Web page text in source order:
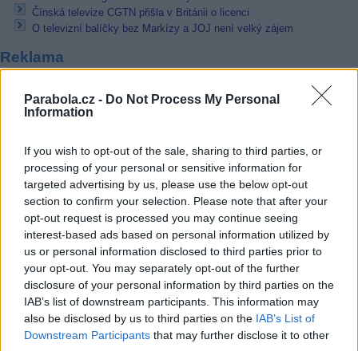
Parabola.cz - Do Not Process My Personal
Information
If you wish to opt-out of the sale, sharing to third parties, or
processing of your personal or sensitive information for
targeted advertising by us, please use the below opt-out
section to confirm your selection. Please note that after your
opt-out request is processed you may continue seeing
interest-based ads based on personal information utilized by
us or personal information disclosed to third parties prior to
your opt-out. You may separately opt-out of the further
disclosure of your personal information by third parties on the
IAB’s list of downstream participants. This information may
also be disclosed by us to third parties on the IAB’s List of
Downstream Participants that may further disclose it to other
Čínská televize CGTN přišla v Británii o licenci
O televizní balíčky bez Markízy a JOJ není velký zájem
Reklama
07.08.2026 - Bosch Powertrain s.r.o. Jihlava • obsluha CNC strojů •
48.400 Kč • náborový bonus 50.000 Kč • příspěvek na ubytování
okres Jihlava)
06.08.2026 -Bosch Powertrain s.r.o. Jihlava • CNC operátor• mzda
Kč • náborový bonus 50.000 Kč • příspěvek na ubytování (Jihlava,
Jihlava)
06.08.2026 -Bosch Powertrain s.r.o. • montážní dělník • mzda 44.700
týdenní zálohy na mzdu 2.000 Kč (Jihlava, okres Jihlava)
06.08.2026 -Bosch Powertrain s.r.o. Jihlava • práce ve skladu • mzda
48.400 Kč • náborový bonus 50.000 Kč • ubytování (Jihlava, okres
... další nabídky zaměstnání
Vybrané články